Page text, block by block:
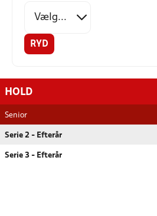
RYD
HOLD
Senior
Serie 2 - Efterår
Serie 3 - Efterår